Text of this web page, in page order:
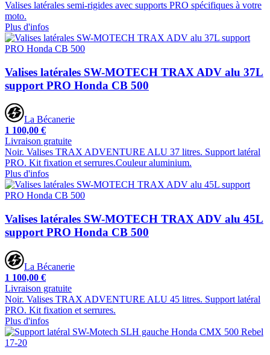
Valises latérales semi-rigides avec supports PRO spécifiques à votre
moto.
Plus d'infos
Valises latérales SW-MOTECH TRAX ADV alu 37L
support PRO Honda CB 500
La Bécanerie
1 100,00 €
Livraison gratuite
Noir. Valises TRAX ADVENTURE ALU 37 litres. Support latéral
PRO. Kit fixation et serrures.Couleur aluminium.
Plus d'infos
Valises latérales SW-MOTECH TRAX ADV alu 45L
support PRO Honda CB 500
La Bécanerie
1 100,00 €
Livraison gratuite
Noir. Valises TRAX ADVENTURE ALU 45 litres. Support latéral
PRO. Kit fixation et serrures.
Plus d'infos